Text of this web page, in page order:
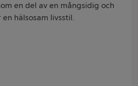
en del av en mångsidig och
hälsosam livsstil.